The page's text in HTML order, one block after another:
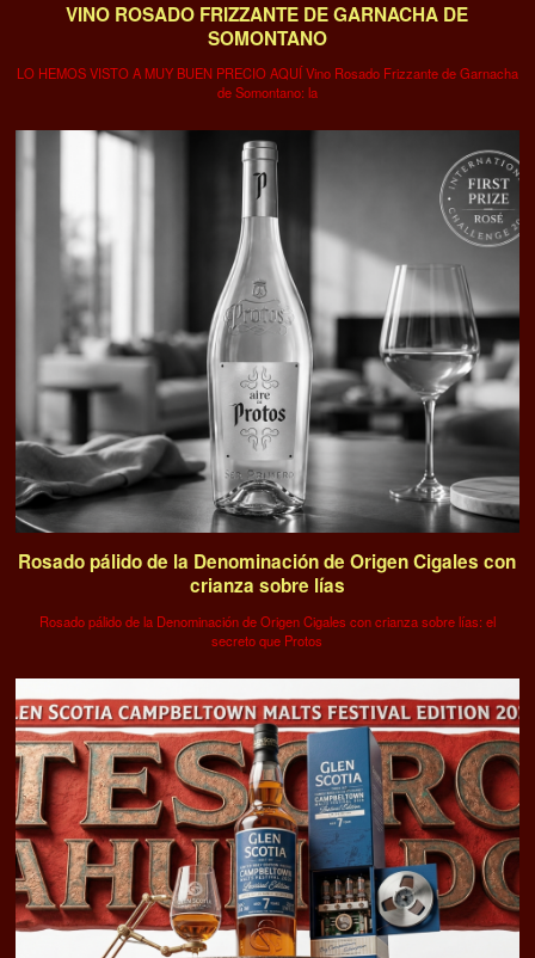
VINO ROSADO FRIZZANTE DE GARNACHA DE
SOMONTANO
LO HEMOS VISTO A MUY BUEN PRECIO AQUÍ Vino Rosado Frizzante de Garnacha
de Somontano: la
Rosado pálido de la Denominación de Origen Cigales con
crianza sobre lías
Rosado pálido de la Denominación de Origen Cigales con crianza sobre lías: el
secreto que Protos